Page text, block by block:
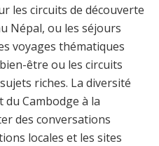
les circuits de découverte
Népal, ou les séjours
voyages thématiques
être ou les circuits
riches. La diversité
Cambodge à la
des conversations
locales et les sites